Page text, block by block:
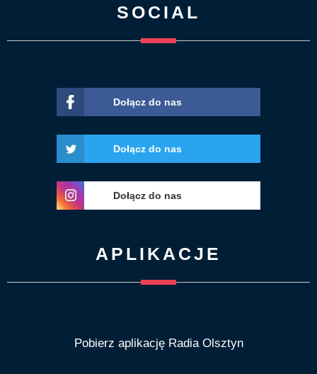
SOCIAL
Dołącz do nas
Dołącz do nas
Dołącz do nas
APLIKACJE
Pobierz aplikację Radia Olsztyn